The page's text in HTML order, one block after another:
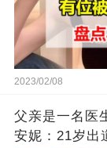
2023/02/08
父亲是一名医
安妮：21岁出